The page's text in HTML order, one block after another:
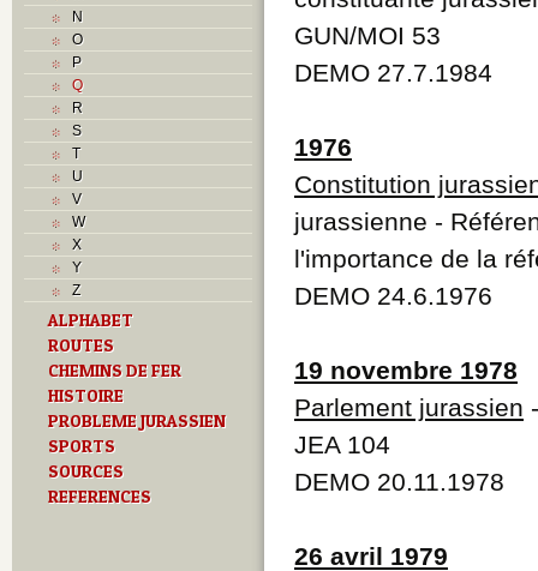
N
O
P
Q
R
S
T
U
V
W
X
Y
Z
ALPHABET
ROUTES
CHEMINS DE FER
HISTOIRE
PROBLEME JURASSIEN
SPORTS
SOURCES
REFERENCES
GUN/MOI 53
DEMO 27.7.1984
1976
Constitution
jurassienne -
l'importance de la
DEMO 24.6.1976
19 novembre 1978
Parlement jurassien
JEA 104
DEMO 20.11.1978
26 avril 1979